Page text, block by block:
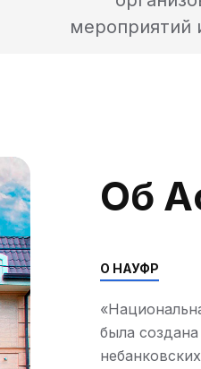
мероприятий
ОБ А
О НАУФР
была